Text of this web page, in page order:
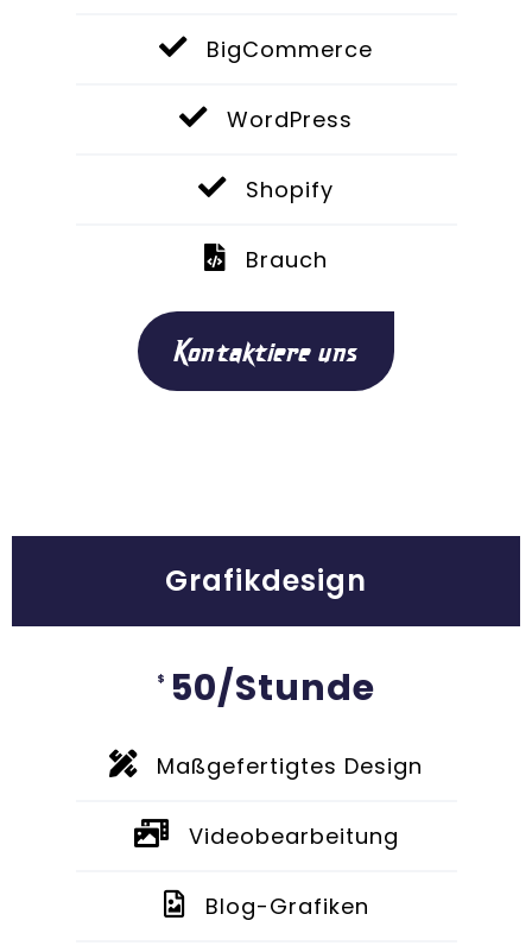
BigCommerce
WordPress
Shopify
Brauch
Kontaktiere uns
Grafikdesign
$ 50/Stunde
Maßgefertigtes Design
Videobearbeitung
Blog-Grafiken